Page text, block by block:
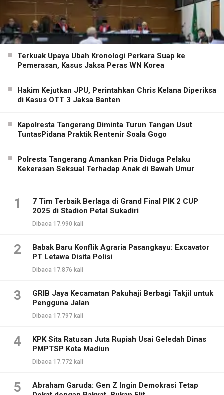
Terkuak Upaya Ubah Kronologi Perkara Suap ke
Pemerasan, Kasus Jaksa Peras WN Korea
Hakim Kejutkan JPU, Perintahkan Chris Kelana Diperiksa
di Kasus OTT 3 Jaksa Banten
Kapolresta Tangerang Diminta Turun Tangan Usut
TuntasPidana Praktik Rentenir Soala Gogo
Polresta Tangerang Amankan Pria Diduga Pelaku
Kekerasan Seksual Terhadap Anak di Bawah Umur
1
7 Tim Terbaik Berlaga di Grand Final PIK 2 CUP
2025 di Stadion Petal Sukadiri
Dibaca 17.990 kali
2
Babak Baru Konflik Agraria Pasangkayu: Excavator
PT Letawa Disita Polisi
Dibaca 17.876 kali
3
GRIB Jaya Kecamatan Pakuhaji Berbagi Takjil untuk
Pengguna Jalan
Dibaca 17.797 kali
4
KPK Sita Ratusan Juta Rupiah Usai Geledah Dinas
PMPTSP Kota Madiun
Dibaca 17.772 kali
5
Abraham Garuda: Gen Z Ingin Demokrasi Tetap